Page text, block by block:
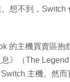
想不到，Switch
的主機買賣區抱
》（The
主機。然